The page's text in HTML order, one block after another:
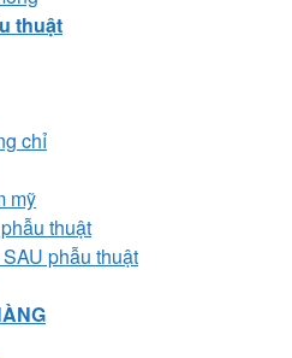
thuật
chỉ
mỹ
thuật
phẫu thuật